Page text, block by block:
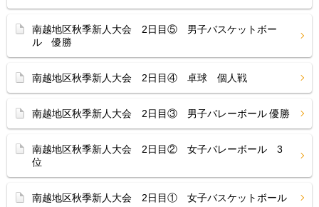
南越地区秋季新人大会 2日目⑤ 男子バスケットボー
ル 優勝
南越地区秋季新人大会 2日目④ 卓球 個人戦
南越地区秋季新人大会 2日目③ 男子バレーボール 優勝
南越地区秋季新人大会 2日目② 女子バレーボール 3
位
南越地区秋季新人大会 2日目① 女子バスケットボール